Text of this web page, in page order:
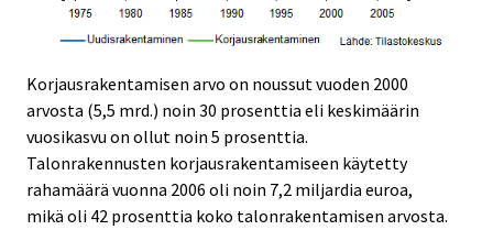
Korjausrakentamisen arvo on noussut vuoden 2000
arvosta (5,5 mrd.) noin 30 prosenttia eli keskimäärin
vuosikasvu on ollut noin 5 prosenttia.
Talonrakennusten korjausrakentamiseen käytetty
rahamäärä vuonna 2006 oli noin 7,2 miljardia euroa,
mikä oli 42 prosenttia koko talonrakentamisen arvosta.